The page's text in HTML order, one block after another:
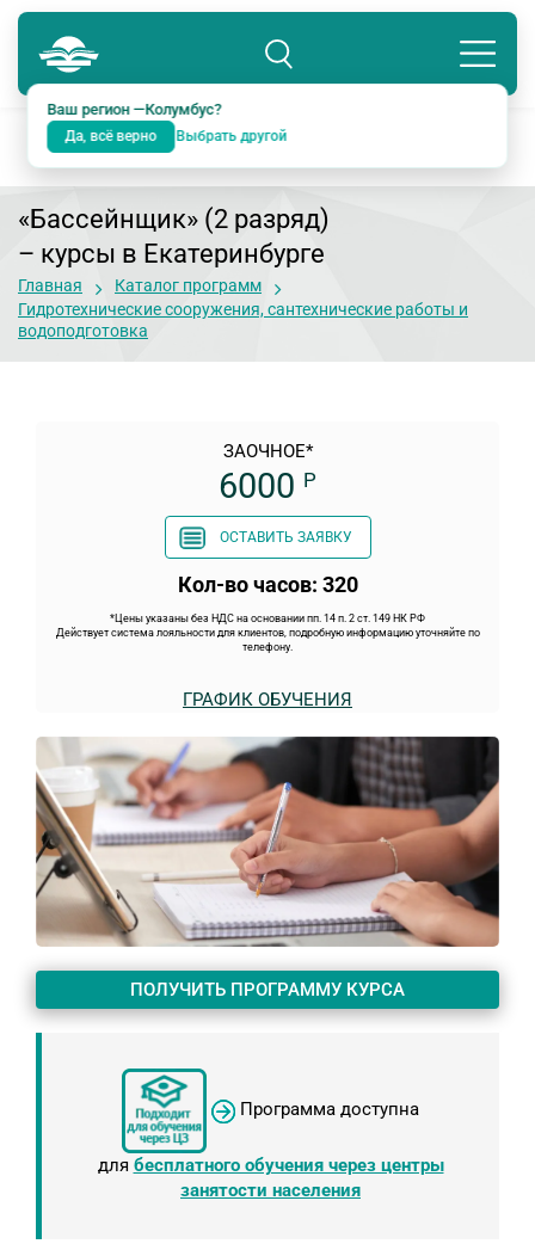
Колумбус
Подразделение: Екатеринбург
Ваш регион —Колумбус?
Да, всё верно Выбрать другой
8 800 234-18-38
«Бассейнщик» (2 разряд)
– курсы в Екатеринбурге
Главная
Каталог программ
Гидротехнические сооружения, сантехнические работы и
водоподготовка
ЗАОЧНОЕ*
6000 Р
ОСТАВИТЬ ЗАЯВКУ
Кол-во часов: 320
*Цены указаны без НДС на основании пп. 14 п. 2 ст. 149 НК РФ
Действует система лояльности для клиентов, подробную информацию уточняйте по
телефону.
ГРАФИК ОБУЧЕНИЯ
ПОЛУЧИТЬ ПРОГРАММУ КУРСА
Программа доступна
для бесплатного обучения через центры
занятости населения